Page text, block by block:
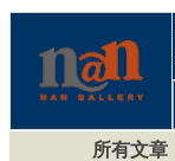
所有文章